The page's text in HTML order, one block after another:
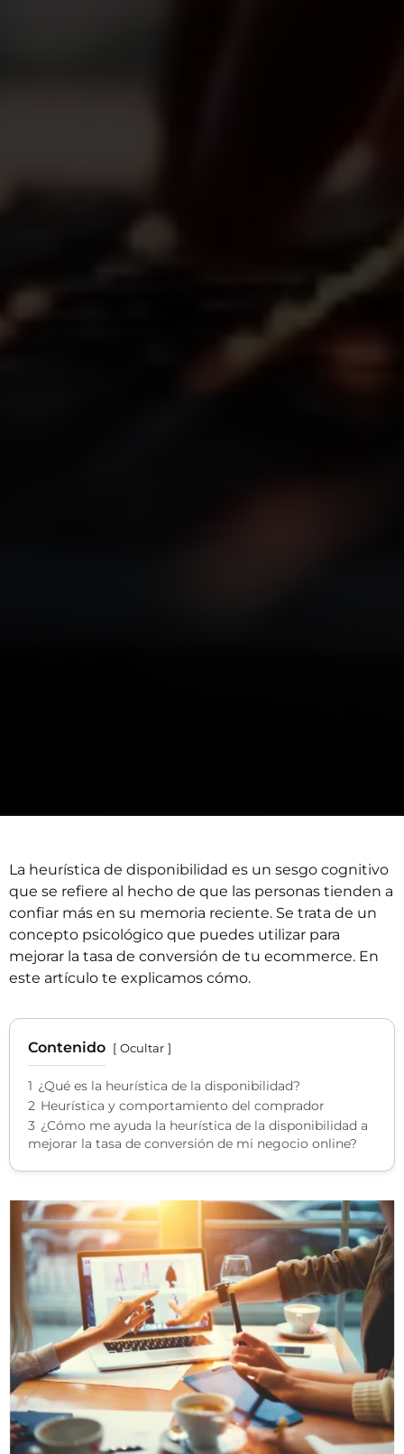
La heurística de disponibilidad es un sesgo cognitivo
que se refiere al hecho de que las personas tienden a
confiar más en su memoria reciente. Se trata de un
concepto psicológico que puedes utilizar para
mejorar la tasa de conversión de tu ecommerce. En
este artículo te explicamos cómo.
Contenido Ocultar
1 ¿Qué es la heurística de la disponibilidad?
2 Heurística y comportamiento del comprador
3 ¿Cómo me ayuda la heurística de la disponibilidad a
mejorar la tasa de conversión de mi negocio online?